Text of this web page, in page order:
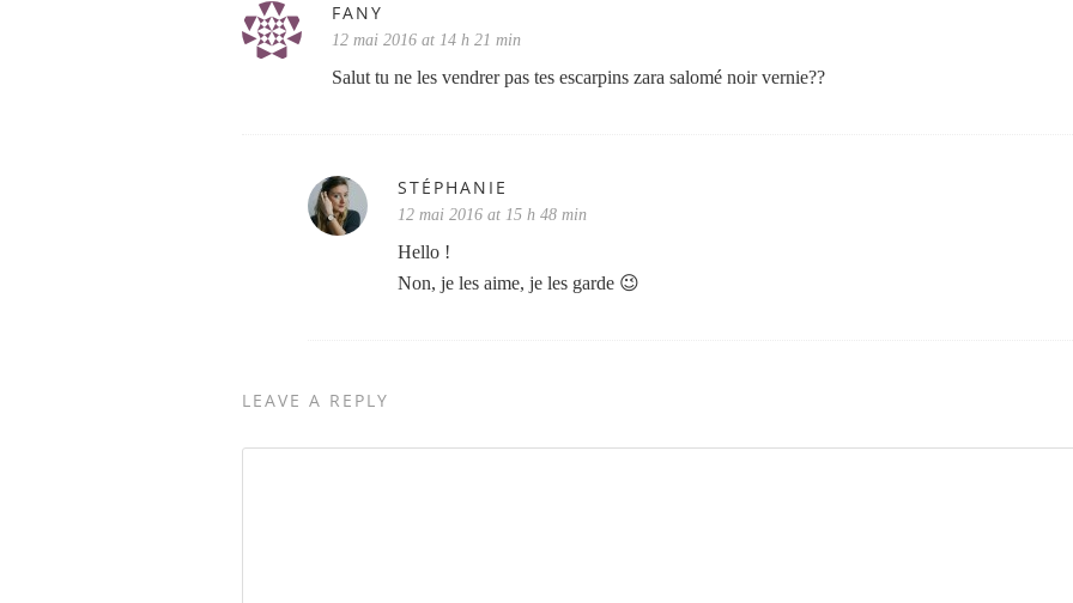
FANY
12 mai 2016 at 14 h 21 min
Salut tu ne les vendrer pas tes escarpins zara salomé noir vernie??
STÉPHANIE
12 mai 2016 at 15 h 48 min
Hello !
Non, je les aime, je les garde 😉
LEAVE A REPLY